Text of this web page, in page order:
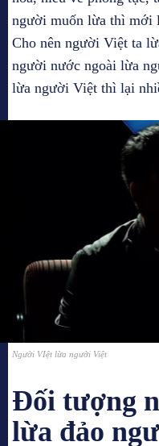
người muốn lừa thì mới
Cho nên người Việt ta
người nước ngoài lừa
lừa người Việt thì lại
Người VIệt lừa người Việt
Đối tượng
lừa đảo